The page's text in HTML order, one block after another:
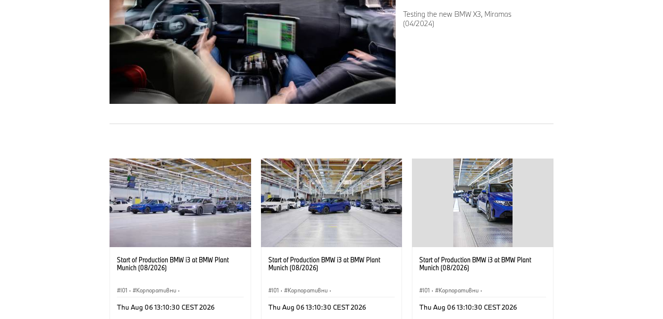
Testing the new BMW X3, Miramas
(04/2024)
Start of Production BMW i3 at BMW Plant
Munich (08/2026)
I01 · Корпоративни ·
Локации
Thu Aug 06 13:10:30 CEST 2026
Start of Production BMW i3 at BMW Plant
Munich (08/2026)
I01 · Корпоративни ·
Локации
Thu Aug 06 13:10:30 CEST 2026
Start of Production BMW i3 at BMW Plant
Munich (08/2026)
I01 · Корпоративни ·
Локации
Thu Aug 06 13:10:30 CEST 2026